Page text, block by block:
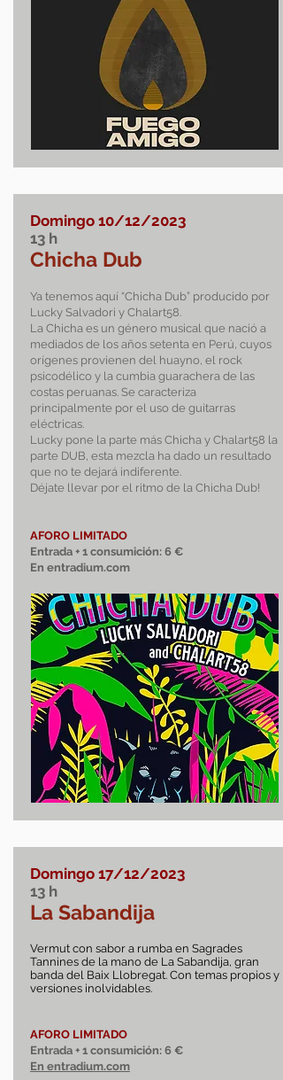
Domingo 10/12/2023
13 h
Chicha Dub
Ya tenemos aquí “Chicha Dub” producido por
Lucky Salvadori y Chalart58.
La Chicha es un género musical que nació a
mediados de los años setenta en Perú, cuyos
orígenes provienen del huayno, el rock
psicodélico y la cumbia guarachera de las
costas peruanas. Se caracteriza
principalmente por el uso de guitarras
eléctricas.
Lucky pone la parte más Chicha y Chalart58 la
parte DUB, esta mezcla ha dado un resultado
que no te dejará indiferente.
Déjate llevar por el ritmo de la Chicha Dub!
AFORO LIMITADO
Entrada + 1 consumición: 6 €
En entradium.com
Domingo 17/12/2023
13 h
La Sabandija
Vermut con sabor a rumba en Sagrades
Tannines de la mano de La Sabandija, gran
banda del Baix Llobregat. Con temas propios y
versiones inolvidables.
AFORO LIMITADO
Entrada + 1 consumición: 6 €
En entradium.com